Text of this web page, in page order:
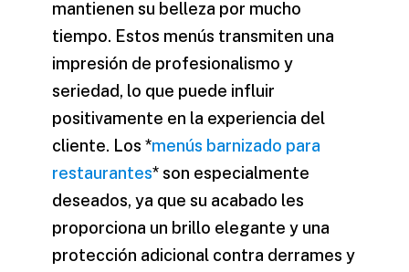
mantienen su belleza por mucho
tiempo. Estos menús transmiten una
impresión de profesionalismo y
seriedad, lo que puede influir
positivamente en la experiencia del
cliente. Los *menús barnizado para
restaurantes* son especialmente
deseados, ya que su acabado les
proporciona un brillo elegante y una
protección adicional contra derrames y